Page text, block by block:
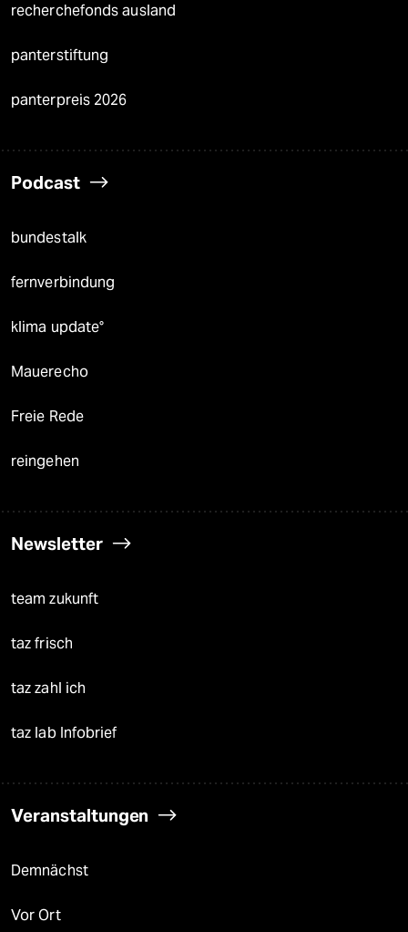
recherchefonds ausland
panterstiftung
panterpreis 2026
Podcast
bundestalk
fernverbindung
klima update°
Mauerecho
Freie Rede
reingehen
Newsletter
team zukunft
taz frisch
taz zahl ich
taz lab Infobrief
Veranstaltungen
Demnächst
Vor Ort